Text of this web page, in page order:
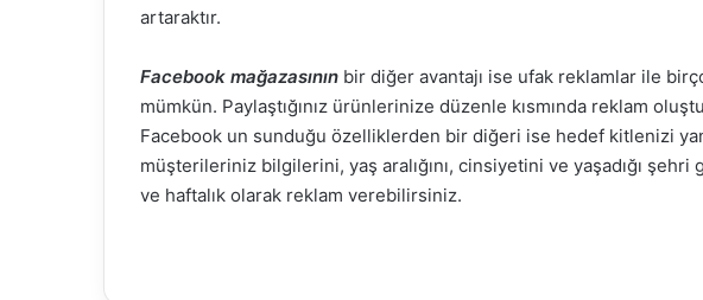
artaraktır.
Facebook mağazasının bir diğer avantajı ise ufak reklamlar ile
mümkün. Paylaştığınız ürünlerinize düzenle kısmında reklam
Facebook un sunduğu özelliklerden bir diğeri ise hedef kitlenizi
müşterileriniz bilgilerini, yaş aralığını, cinsiyetini ve yaşadığı
ve haftalık olarak reklam verebilirsiniz.